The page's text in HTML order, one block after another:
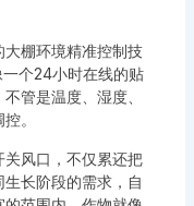
棚环境精准控制技
个24小时在线的贴
管是温度、湿度、
。
风口，不仅累还把
长阶段的需求，自